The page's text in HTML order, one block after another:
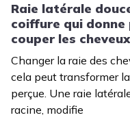
Raie latérale
coiffure qui donne
couper les cheveux
Changer la raie des
cela peut transformer
perçue. Une raie
racine, modifie